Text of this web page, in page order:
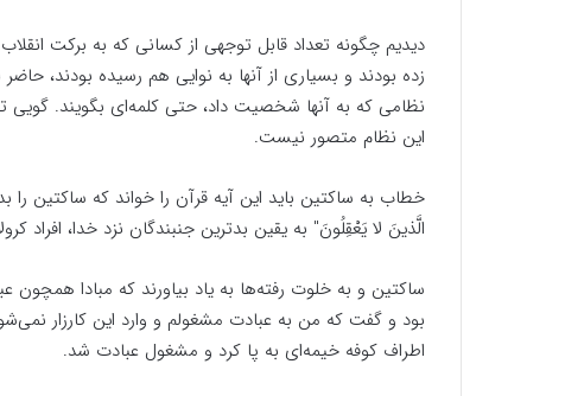
دیدیم چگونه تعداد قابل توجهی از کسانی که به برکت
نظامی که به آنها شخصیت داد، حتی کلمه‌ای بگویند. گویی
این نظام متصور نیست.
خطاب به ساکتین باید این آیه قرآن را خواند که ساکتین را
الَّذینَ لا یَعْقِلُونَ" به یقین بدترین جنبندگان نزد خدا، افراد
ساکتین و به خلوت رفته‌ها به یاد بیاورند که مبادا
بود و گفت که من به عبادت مشغولم و وارد این کارزار
اطراف کوفه خیمه‌ای به پا کرد و مشغول عبادت شد.